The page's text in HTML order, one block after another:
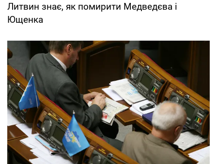
Литвин знає, як помирити Медведєва і
Ющенка